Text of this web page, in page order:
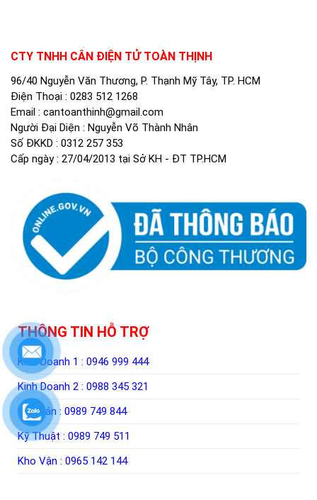
CTY TNHH CÂN ĐIỆN TỬ TOÀN THỊNH
96/40 Nguyễn Văn Thương, P. Thạnh Mỹ Tây, TP. HCM
Điện Thoại : 0283 512 1268
Email : cantoanthinh@gmail.com
Người Đại Diện : Nguyễn Võ Thành Nhân
Số ĐKKD : 0312 257 353
Cấp ngày : 27/04/2013 tại Sở KH - ĐT TP.HCM
THÔNG TIN HỖ TRỢ
Kinh Doanh 1 : 0946 999 444
Kinh Doanh 2 : 0988 345 321
Kế Toán : 0989 749 844
Kỹ Thuật : 0989 749 511
Kho Vận : 0965 142 144